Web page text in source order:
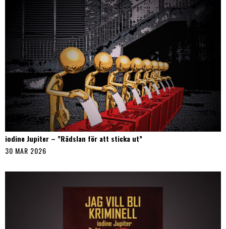
iodine Jupiter – ”Rädslan för att sticka ut”
30 MAR 2026